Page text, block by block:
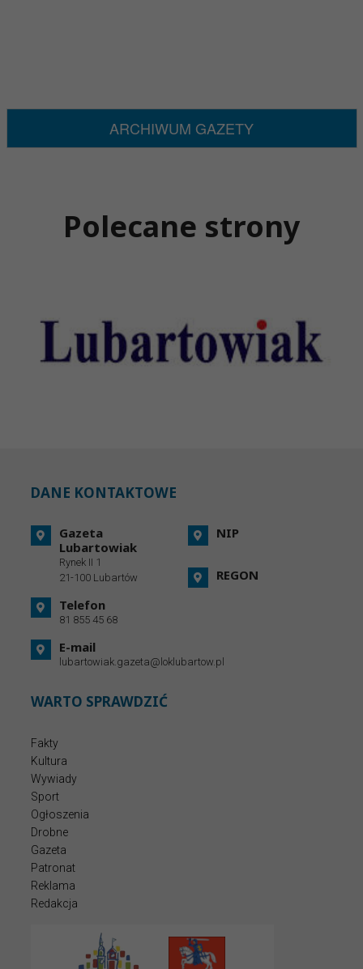
ARCHIWUM GAZETY
Polecane strony
DANE KONTAKTOWE
Gazeta
Lubartowiak
Rynek II 1
21-100 Lubartów
Telefon
81 855 45 68
E-mail
lubartowiak.gazeta@loklubartow.pl
NIP
REGON
WARTO SPRAWDZIĆ
Fakty
Kultura
Wywiady
Sport
Ogłoszenia
Drobne
Gazeta
Patronat
Reklama
Redakcja